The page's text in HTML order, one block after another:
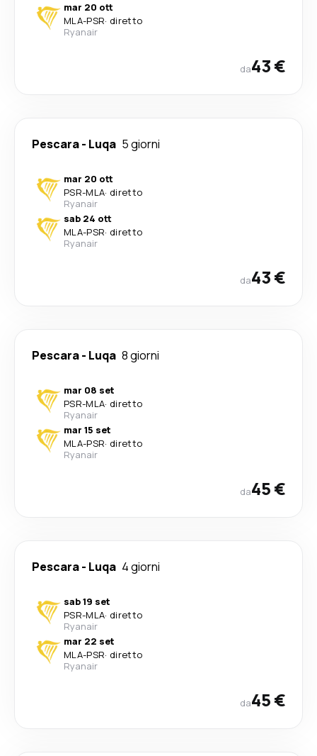
mar 20 ott
MLA-PSR· diretto
Ryanair
da43 €
Pescara- Luqa 5 giorni
mar 20 ott
PSR-MLA· diretto
Ryanair
sab 24 ott
MLA-PSR· diretto
Ryanair
da43 €
Pescara- Luqa 8 giorni
mar 08 set
PSR-MLA· diretto
Ryanair
mar 15 set
MLA-PSR· diretto
Ryanair
da45 €
Pescara- Luqa 4 giorni
sab 19 set
PSR-MLA· diretto
Ryanair
mar 22 set
MLA-PSR· diretto
Ryanair
da45 €